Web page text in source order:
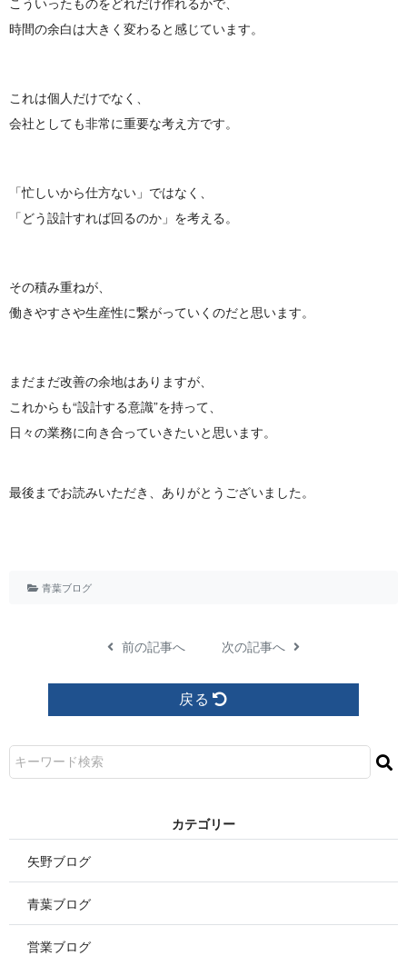
時間の余白は大きく変わると感じています。
これは個人だけでなく、
会社としても非常に重要な考え方です。
「忙しいから仕方ない」ではなく、
「どう設計すれば回るのか」を考える。
その積み重ねが、
働きやすさや生産性に繋がっていくのだと思います。
まだまだ改善の余地はありますが、
これからも“設計する意識”を持って、
日々の業務に向き合っていきたいと思います。
最後までお読みいただき、ありがとうございました。
青葉ブログ
前の記事へ 次の記事へ
戻る
カ テ ゴ リ ー
矢野ブログ
青葉ブログ
営業ブログ